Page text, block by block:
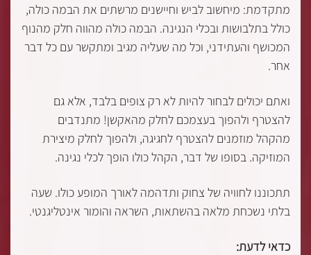
מתקדמת: מיחשוב לביש וחיישנים מרשתים את הבמה כולה,
כולל בתלבושות ובכלי הנגינה. הבמה כולה מהווה חלק מהנוף
המכושף והעתידני, וכל מה שעליה מגיב ומתקשר עם כל דבר
אחר.
ואתם יכולים לבחור להיות לא רק צופים בלבד, אלא גם
להצטרף ולהפוך בעצמכם לחלק מהאקשן! מתנדבים
מהקהל מוזמנים להצטרף לחגיגה, ולהפוך לחלק מיצירת
המוזיקה. בסופו של דבר, הקהל כולו הופך לכלי נגינה.
תתכוננו לחוויה של צחוק ותדהמה לאורך המופע כולו. שעה
בלתי נשכחת מלאה בהשתאות, השראה והומור אינטליגנטי.
כדאי לדעת: